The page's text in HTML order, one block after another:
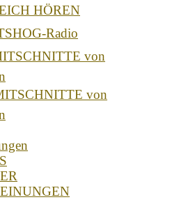
HÖREN
Radio
von
von